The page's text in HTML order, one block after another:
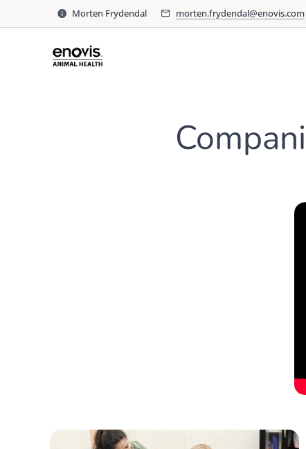
Morten Frydendal morten.frydendal@enovis.com